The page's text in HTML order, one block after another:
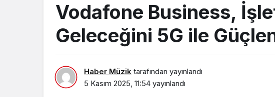
Vodafone Business,
Geleceğini 5G ile
Haber Müzik tarafından yayınlandı
5 Kasım 2025, 11:54 yayınlandı